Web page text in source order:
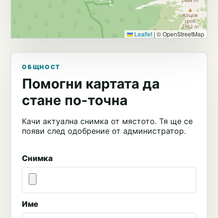
Leaflet | © OpenStreetMap
ОБЩНОСТ
Помогни картата да
стане по-точна
Качи актуална снимка от мястото. Тя ще се
появи след одобрение от администратор.
Снимка
Име